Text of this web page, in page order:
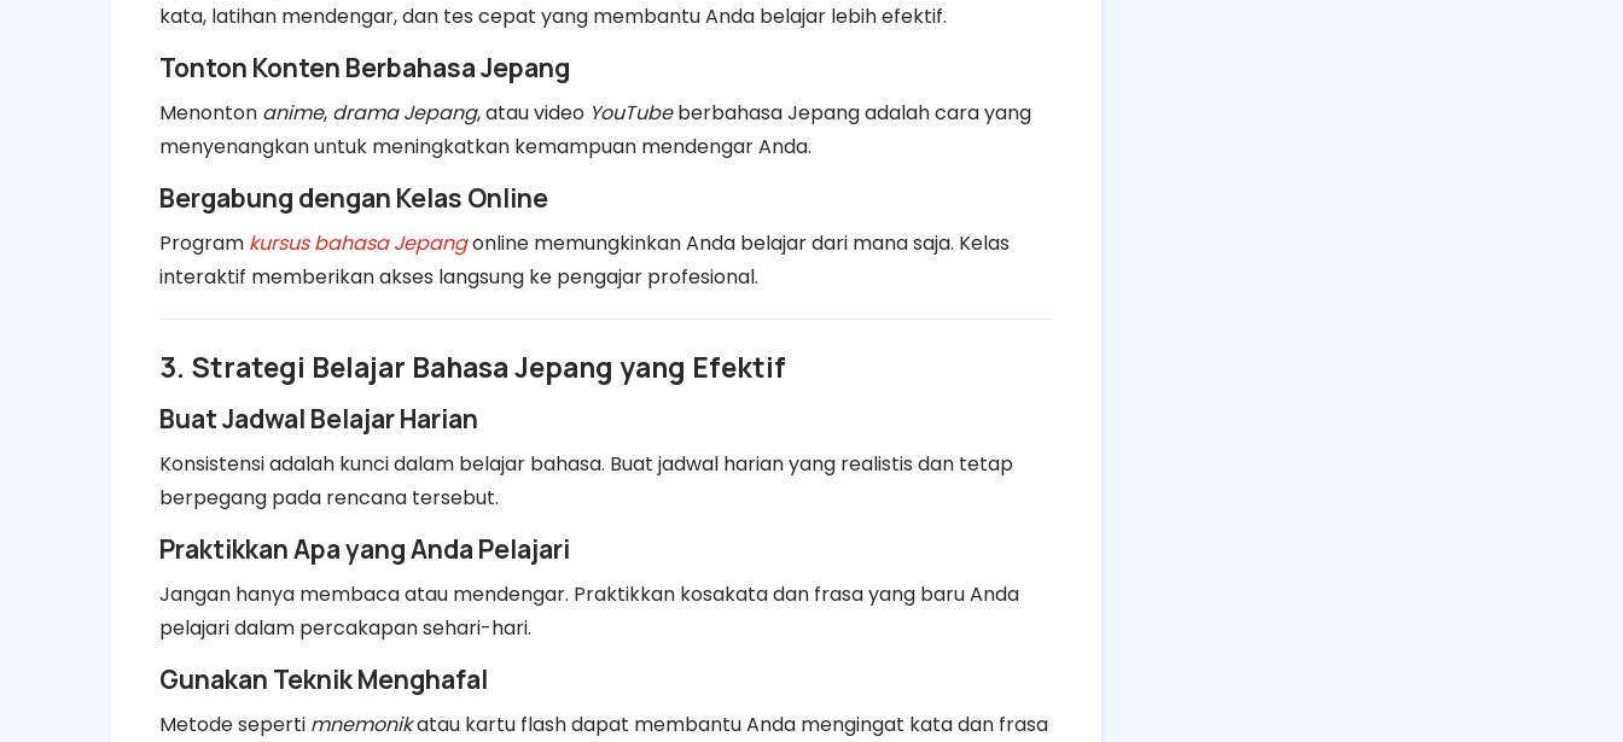
kata, latihan mendengar, dan tes cepat yang membantu Anda belajar lebih efektif.
Tonton Konten Berbahasa Jepang
Menonton anime, drama Jepang, atau video YouTubeberbahasa Jepang adalah cara yang
menyenangkan untuk meningkatkan kemampuan mendengar Anda.
Bergabung dengan Kelas Online
Program kursus bahasa Jepangonline memungkinkan Anda belajar dari mana saja. Kelas
interaktif memberikan akses langsung ke pengajar profesional.
3. Strategi Belajar Bahasa Jepang yang Efektif
Buat Jadwal Belajar Harian
Konsistensi adalah kunci dalam belajar bahasa. Buat jadwal harian yang realistis dan tetap
berpegang pada rencana tersebut.
Praktikkan Apa yang Anda Pelajari
Jangan hanya membaca atau mendengar. Praktikkan kosakata dan frasa yang baru Anda
pelajari dalam percakapan sehari-hari.
Gunakan Teknik Menghafal
Metode seperti mnemonikatau kartu flash dapat membantu Anda mengingat kata dan frasa